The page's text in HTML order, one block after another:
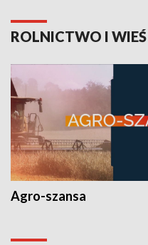
ROLNICTWO I WIEŚ
Agro-szansa